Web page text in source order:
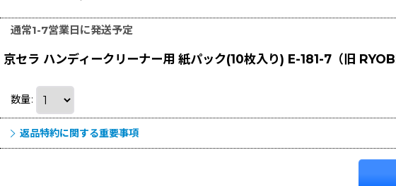
通常1-7営業日に発送予定
京セラ ハンディークリーナー用 紙パック(10枚入り) E-181-7（旧
数量:
返品特約に関する重要事項